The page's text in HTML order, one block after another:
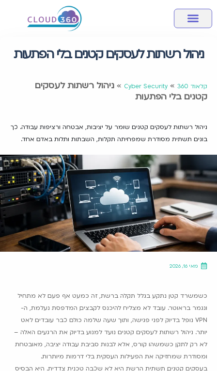
ניהול רשתות לעסקים קטנים בלי הפתעות
קלאוד 360 »
Cyber Security
» ניהול רשתות לעסקים
קטנים בלי הפתעות
ניהול רשתות לעסקים קטנים שומר על יציבות, אבטחה ורציפות עבודה. כך
בונים תשתית מסודרת שמפחיתה תקלות, השבתות ותלות באדם אחד.
מאי 16, 2026
כשמשרד קטן נתקע בגלל תקלה ברשת, זה כמעט אף פעם לא מתחיל
ונגמר בראוטר. עובד לא מצליח להיכנס לקבצים, המדפסת נעלמת, ה-
VPN נופל בדיוק לפני פגישה, ותוך שעה שלמה כולם כבר עובדים לאט
יותר. ניהול רשתות לעסקים קטנים נועד למנוע בדיוק את הרגעים האלה –
לא רק לתקן כשמשהו קורס, אלא לבנות סביבת עבודה יציבה, מאובטחת
ומסודרת שמחזיקה את הפעילות העסקית בלי דרמות מיותרות.
בעסקים קטנים, תשתית הרשת היא לא שכבה טכנית צדדית. היא הבסיס